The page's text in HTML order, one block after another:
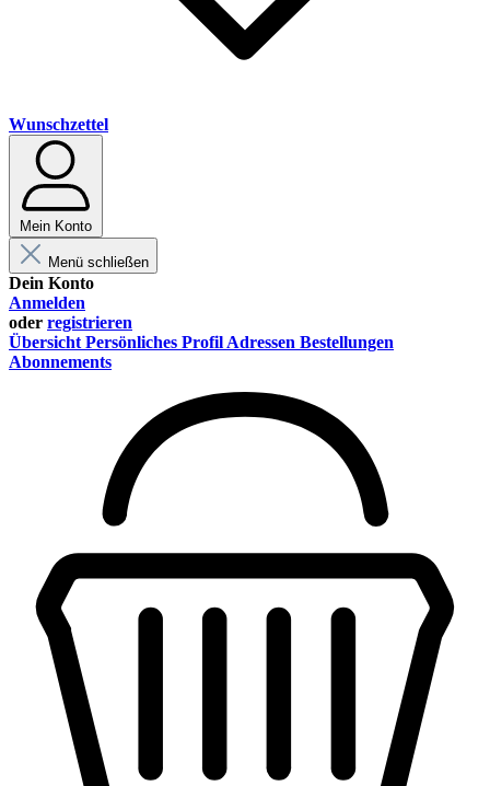
Wunschzettel
Mein Konto
Menü schließen
Dein Konto
Anmelden
oder registrieren
Übersicht Persönliches Profil Adressen Bestellungen
Abonnements